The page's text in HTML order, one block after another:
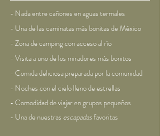
- Nada entre cañones en aguas termales
- Una de las caminatas más bonitas de México
- Zona de camping con acceso al río
- Visita a uno de los miradores más bonitos
- Comida deliciosa preparada por la comunidad
- Noches con el cielo lleno de estrellas
- Comodidad de viajar en grupos pequeños
- Una de nuestras escapadasfavoritas